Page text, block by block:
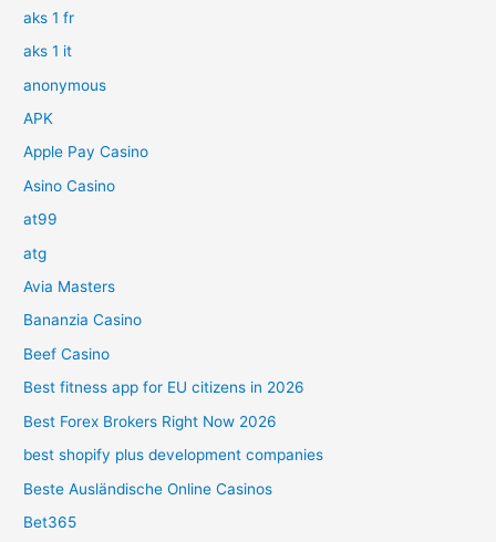
aks 1 fr
aks 1 it
anonymous
APK
Apple Pay Casino
Asino Casino
at99
atg
Avia Masters
Bananzia Casino
Beef Casino
Best fitness app for EU citizens in 2026
Best Forex Brokers Right Now 2026
best shopify plus development companies
Beste Ausländische Online Casinos
Bet365